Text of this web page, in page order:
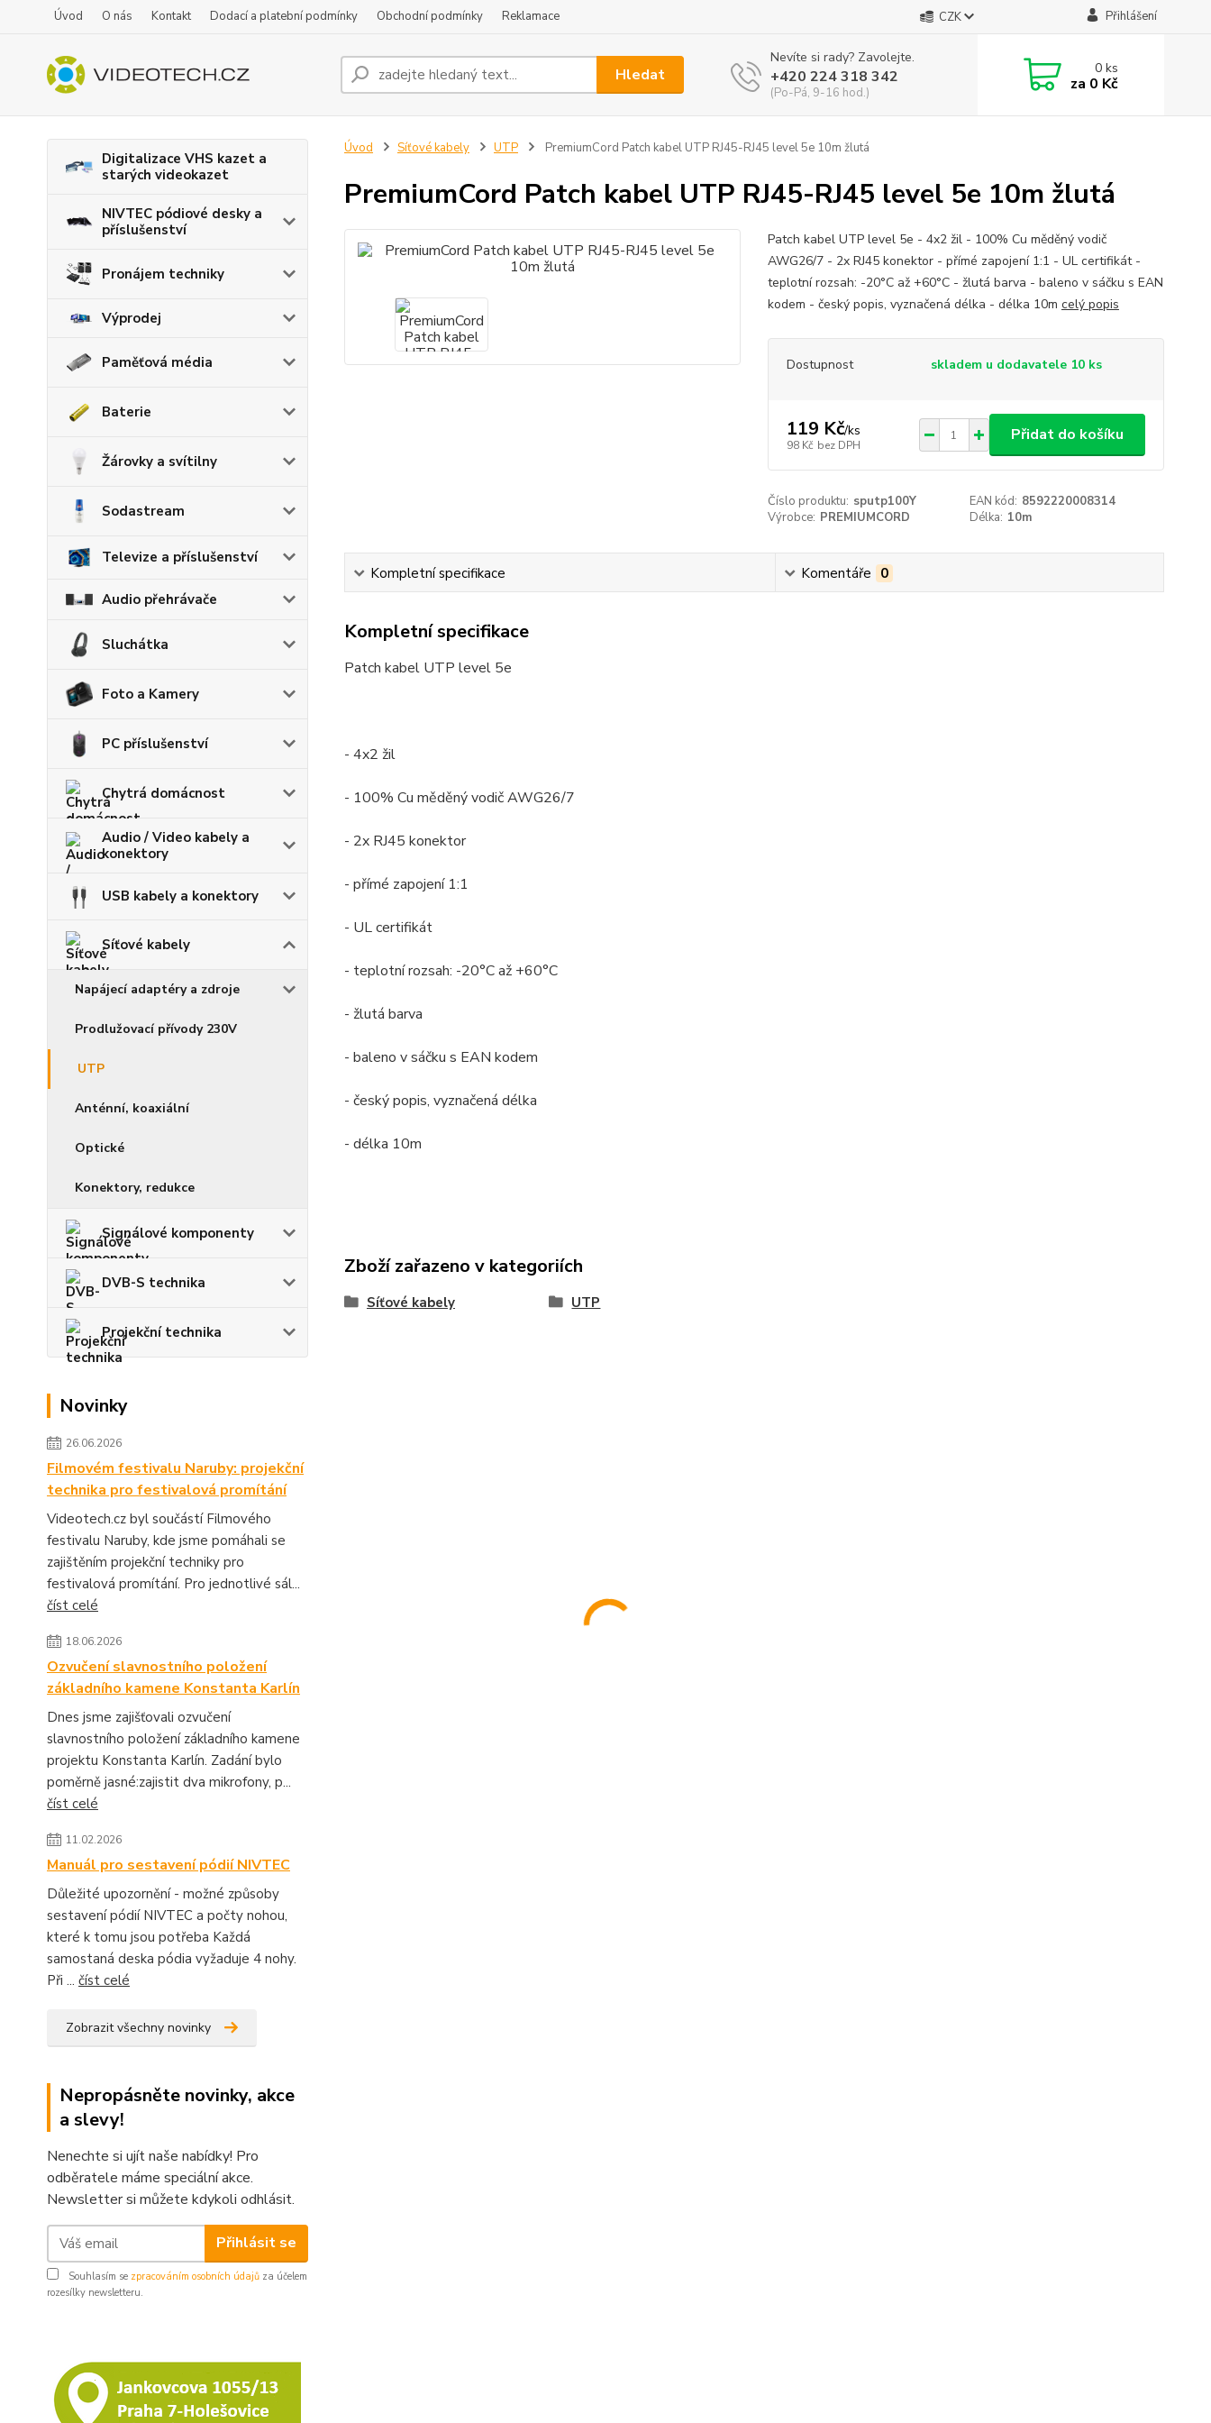
Úvod O nás Kontakt Dodací a platební podmínky Obchodní podmínky Reklamace CZK Přihlášení
Hledat
Nevíte si rady? Zavolejte.
+420 224 318 342
(Po-Pá, 9-16 hod.)
0ks
za 0 Kč
Digitalizace VHS kazet a
starých videokazet
NIVTEC pódiové desky a
příslušenství
Pronájem techniky
Výprodej
Paměťová média
Baterie
Žárovky a svítilny
Sodastream
Televize a příslušenství
Audio přehrávače
Sluchátka
Foto a Kamery
PC příslušenství
Chytrá domácnost
Audio / Video kabely a
konektory
USB kabely a konektory
Síťové kabely
Napájecí adaptéry a zdroje
Prodlužovací přívody 230V
UTP
Anténní, koaxiální
Optické
Konektory, redukce
Signálové komponenty
DVB-S technika
Projekční technika
Novinky
26.06.2026
Filmovém festivalu Naruby: projekční
technika pro festivalová promítání
Videotech.cz byl součástí Filmového
festivalu Naruby, kde jsme pomáhali se
zajištěním projekční techniky pro
festivalová promítání. Pro jednotlivé sál...
číst celé
18.06.2026
Ozvučení slavnostního položení
základního kamene Konstanta Karlín
Dnes jsme zajišťovali ozvučení
slavnostního položení základního kamene
projektu Konstanta Karlín. Zadání bylo
poměrně jasné:zajistit dva mikrofony, p...
číst celé
11.02.2026
Manuál pro sestavení pódií NIVTEC
Důležité upozornění - možné způsoby
sestavení pódií NIVTEC a počty nohou,
které k tomu jsou potřeba Každá
samostaná deska pódia vyžaduje 4 nohy.
Při ... číst celé
Zobrazit všechny novinky
Nepropásněte novinky, akce
a slevy!
Nenechte si ujít naše nabídky! Pro
odběratele máme speciální akce.
Newsletter si můžete kdykoli odhlásit.
Přihlásit se
Souhlasím se zpracováním osobních údajů za účelem
rozesílky newsletteru.
Úvod Síťové kabely UTP PremiumCord Patch kabel UTP RJ45-RJ45 level 5e 10m žlutá
PremiumCord Patch kabel UTP RJ45-RJ45 level 5e 10m žlutá
Patch kabel UTP level 5e - 4x2 žil - 100% Cu měděný vodič
AWG26/7 - 2x RJ45 konektor - přímé zapojení 1:1 - UL certifikát -
teplotní rozsah: -20°C až +60°C - žlutá barva - baleno v sáčku s EAN
kodem - český popis, vyznačená délka - délka 10m celý popis
Dostupnost skladem u dodavatele 10 ks
119 Kč/ks
98 Kč bez DPH
Přidat do košíku
Číslo produktu: sputp100Y EAN kód: 8592220008314
Výrobce: PREMIUMCORD Délka: 10m
Kompletní specifikace Komentáře 0
Kompletní specifikace
Patch kabel UTP level 5e
- 4x2 žil
- 100% Cu měděný vodič AWG26/7
- 2x RJ45 konektor
- přímé zapojení 1:1
- UL certifikát
- teplotní rozsah: -20°C až +60°C
- žlutá barva
- baleno v sáčku s EAN kodem
- český popis, vyznačená délka
- délka 10m
Zboží zařazeno v kategoriích
Síťové kabely UTP